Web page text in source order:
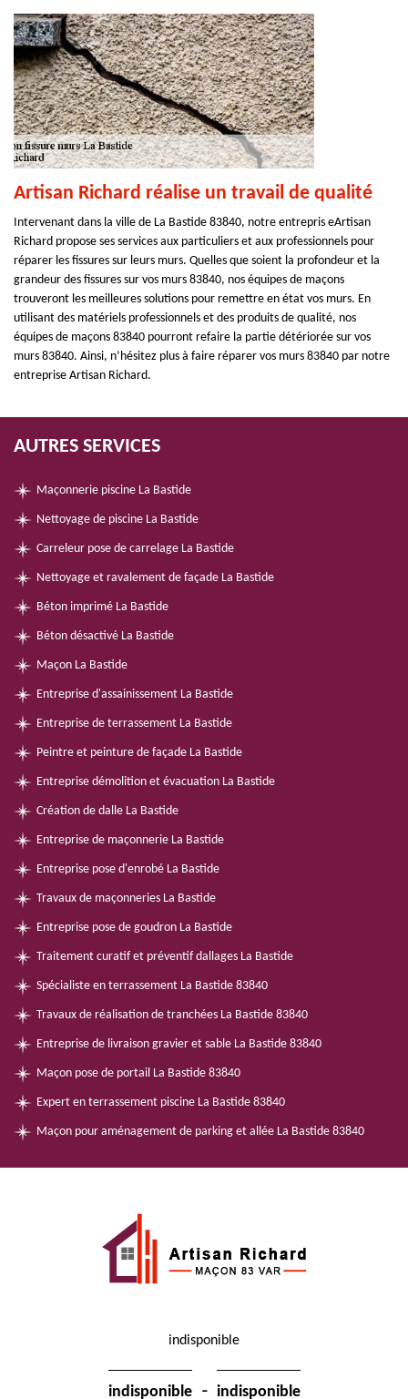
Artisan Richard réalise un travail de qualité
Intervenant dans la ville de La Bastide 83840, notre entrepris eArtisan
Richard propose ses services aux particuliers et aux professionnels pour
réparer les fissures sur leurs murs. Quelles que soient la profondeur et la
grandeur des fissures sur vos murs 83840, nos équipes de maçons
trouveront les meilleures solutions pour remettre en état vos murs. En
utilisant des matériels professionnels et des produits de qualité, nos
équipes de maçons 83840 pourront refaire la partie détériorée sur vos
murs 83840. Ainsi, n’hésitez plus à faire réparer vos murs 83840 par notre
entreprise Artisan Richard.
AUTRES SERVICES
Maçonnerie piscine La Bastide
Nettoyage de piscine La Bastide
Carreleur pose de carrelage La Bastide
Nettoyage et ravalement de façade La Bastide
Béton imprimé La Bastide
Béton désactivé La Bastide
Maçon La Bastide
Entreprise d'assainissement La Bastide
Entreprise de terrassement La Bastide
Peintre et peinture de façade La Bastide
Entreprise démolition et évacuation La Bastide
Création de dalle La Bastide
Entreprise de maçonnerie La Bastide
Entreprise pose d'enrobé La Bastide
Travaux de maçonneries La Bastide
Entreprise pose de goudron La Bastide
Traitement curatif et préventif dallages La Bastide
Spécialiste en terrassement La Bastide 83840
Travaux de réalisation de tranchées La Bastide 83840
Entreprise de livraison gravier et sable La Bastide 83840
Maçon pose de portail La Bastide 83840
Expert en terrassement piscine La Bastide 83840
Maçon pour aménagement de parking et allée La Bastide 83840
indisponible
indisponible - indisponible